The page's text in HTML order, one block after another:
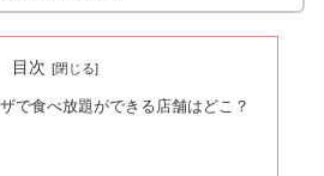
目次
で食べ放題ができる店舗はどこ？